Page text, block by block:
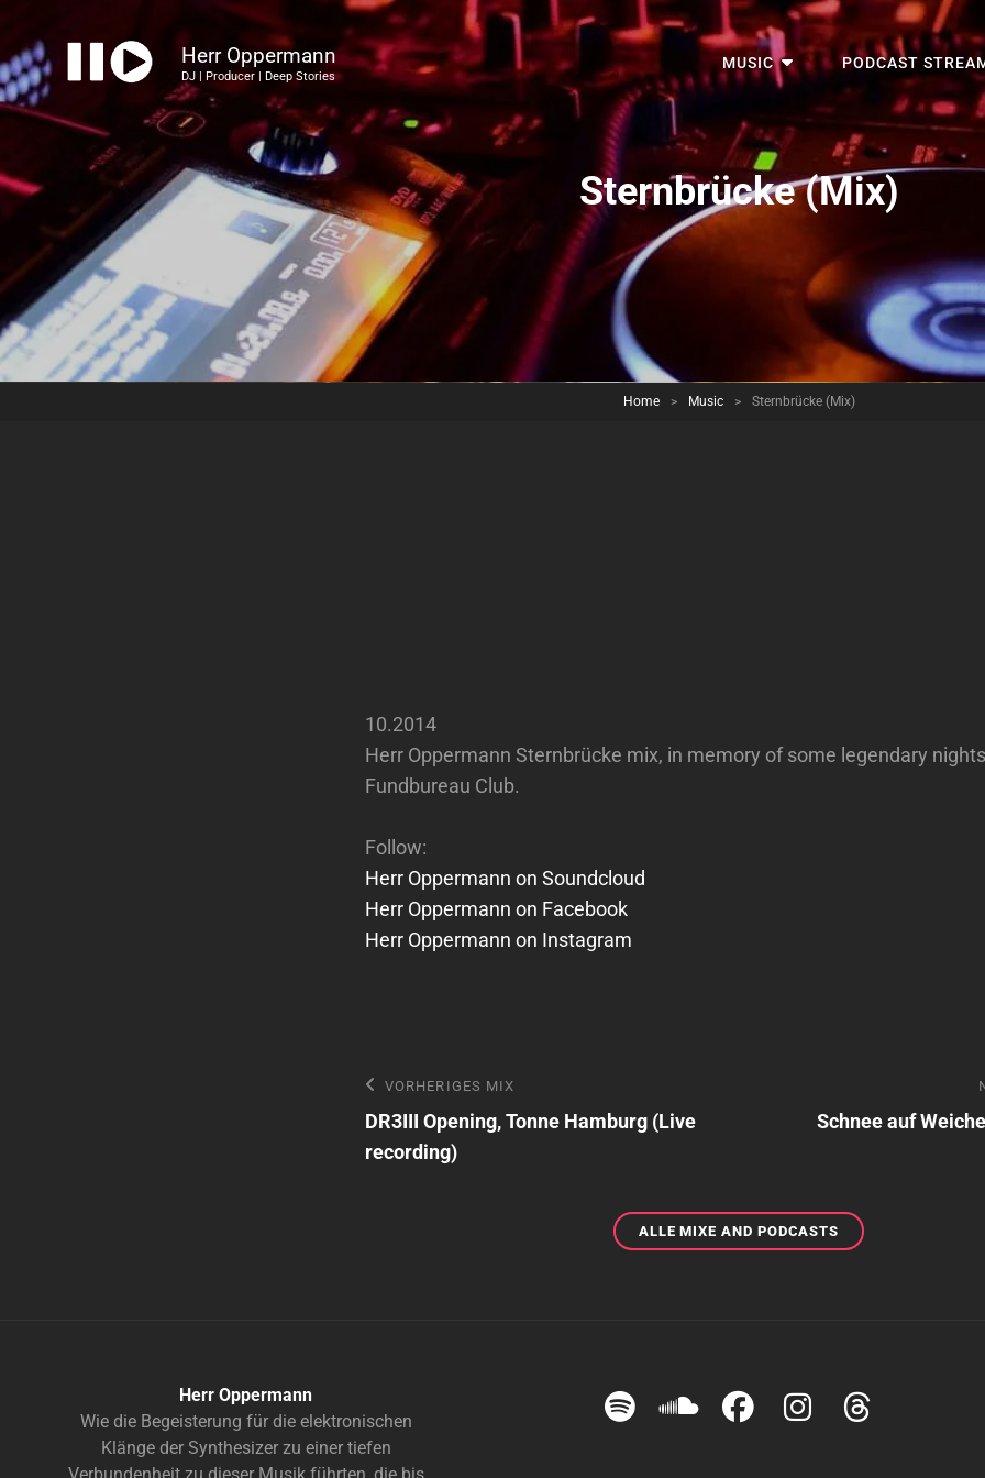
Herr Oppermann
DJ | Producer | Deep Stories
MUSIC PODCAST
Sternbrücke (Mix)
Home > Music > Sternbrücke (Mix)
10.2014
Herr Oppermann Sternbrücke mix, in memory of some legendary
Fundbureau Club.
Follow:
Herr Oppermann on Soundcloud
Herr Oppermann on Facebook
Herr Oppermann on Instagram
Beitragsnavigation
Vorheriges
Mix
VORHERIGES MIX
DR3III Opening, Tonne Hamburg (Live
recording)
Schnee auf
ALLE MIXE AND PODCASTS ALLE
MIXE
Herr Oppermann
Wie die Begeisterung für die elektronischen
Klänge der Synthesizer zu einer tiefen
Verbundenheit zu dieser Musik führten, die bis
HerrHerrHerrHerr